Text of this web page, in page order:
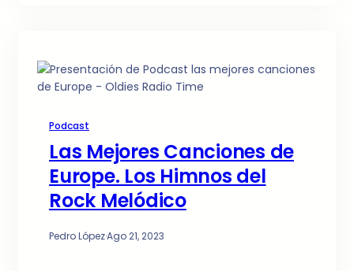
Podcast
Las Mejores Canciones de
Europe. Los Himnos del
Rock Melódico
Pedro López·Ago 21, 2023